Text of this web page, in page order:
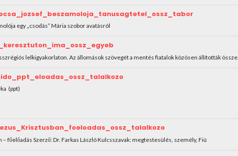
egy „csodás” Mária szobor avatásról
lelkigyakorlaton. Az állomások szövegét a mentés fiatalok közösen állították össze.
(ppt)
főelőadás Szerző: Dr. Farkas László Kulcsszavak: megtestesülés, személy, Fiú